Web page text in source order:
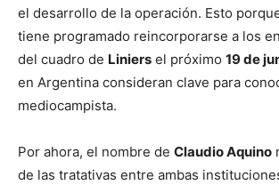
el desarrollo de la operación. Esto
tiene programado reincorporarse a los
del cuadro de Liniers el próximo 19 de
en Argentina consideran clave para
mediocampista.
Por ahora, el nombre de Claudio Aquino
de las tratativas entre ambas